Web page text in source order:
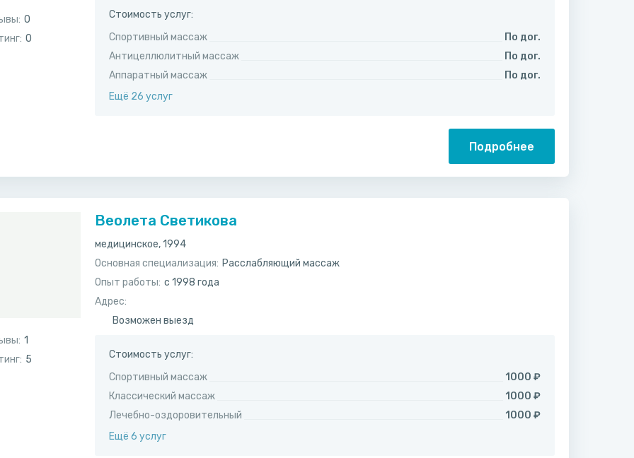
0
0
Стоимость услуг:
Спортивный массаж
По дог.
Антицеллюлитный массаж
По дог.
Аппаратный массаж
По дог.
Ещё 26 услуг
Подробнее
1
5
Веолета Светикова
медицинское, 1994
Основная специализация: Расслабляющий массаж
Опыт работы: с 1998 года
Адрес:
Возможен выезд
Стоимость услуг:
Спортивный массаж
1000 ₽
Классический массаж
1000 ₽
Лечебно-оздоровительный
1000 ₽
Ещё 6 услуг